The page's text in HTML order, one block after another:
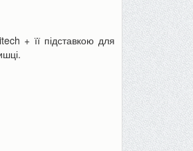
Товщиномір шару
шпаклівки, лаку
+ її підставкою для